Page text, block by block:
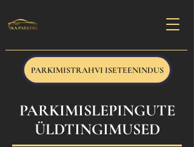
PARKIMISTRAHVI ISETEENINDUS
PARKIMISLEPINGUTE
ÜLDTINGIMUSED